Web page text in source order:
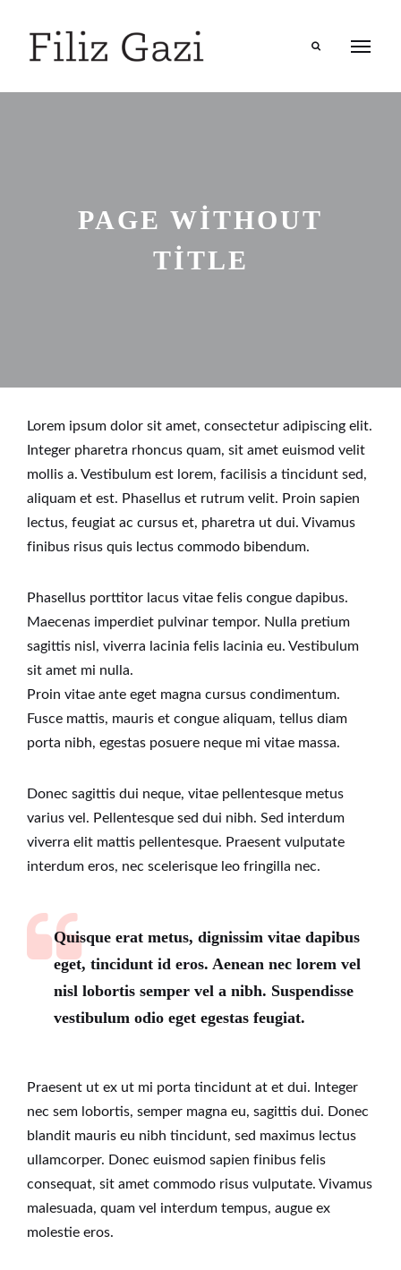
PAGE WITHOUT
TITLE
Lorem ipsum dolor sit amet, consectetur adipiscing elit.
Integer pharetra rhoncus quam, sit amet euismod velit
mollis a. Vestibulum est lorem, facilisis a tincidunt sed,
aliquam et est. Phasellus et rutrum velit. Proin sapien
lectus, feugiat ac cursus et, pharetra ut dui. Vivamus
finibus risus quis lectus commodo bibendum.
Phasellus porttitor lacus vitae felis congue dapibus.
Maecenas imperdiet pulvinar tempor. Nulla pretium
sagittis nisl, viverra lacinia felis lacinia eu. Vestibulum
sit amet mi nulla.
Proin vitae ante eget magna cursus condimentum.
Fusce mattis, mauris et congue aliquam, tellus diam
porta nibh, egestas posuere neque mi vitae massa.
Donec sagittis dui neque, vitae pellentesque metus
varius vel. Pellentesque sed dui nibh. Sed interdum
viverra elit mattis pellentesque. Praesent vulputate
interdum eros, nec scelerisque leo fringilla nec.
Quisque erat metus, dignissim vitae dapibus
eget, tincidunt id eros. Aenean nec lorem vel
nisl lobortis semper vel a nibh. Suspendisse
vestibulum odio eget egestas feugiat.
Praesent ut ex ut mi porta tincidunt at et dui. Integer
nec sem lobortis, semper magna eu, sagittis dui. Donec
blandit mauris eu nibh tincidunt, sed maximus lectus
ullamcorper. Donec euismod sapien finibus felis
consequat, sit amet commodo risus vulputate. Vivamus
malesuada, quam vel interdum tempus, augue ex
molestie eros.